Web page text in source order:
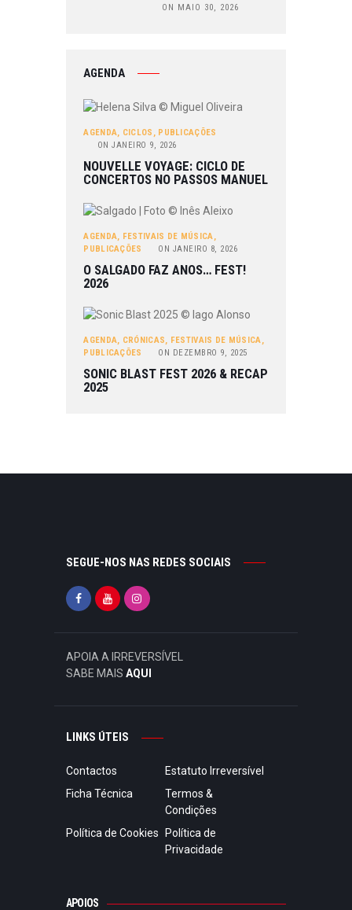
ON MAIO 30, 2026
AGENDA
AGENDA, CICLOS , PUBLICAÇÕES
ON JANEIRO 9, 2026
NOUVELLE VOYAGE: CICLO DE
CONCERTOS NO PASSOS MANUEL
AGENDA, FESTIVAIS DE MÚSICA,
PUBLICAÇÕES
ON JANEIRO 8, 2026
O SALGADO FAZ ANOS… FEST!
2026
AGENDA, CRÓNICAS, FESTIVAIS DE MÚSICA,
PUBLICAÇÕES
ON DEZEMBRO 9, 2025
SONIC BLAST FEST 2026 & RECAP
2025
SEGUE-NOS NAS REDES SOCIAIS
APOIA A IRREVERSÍVEL
SABE MAIS AQUI
LINKS ÚTEIS
Contactos
Estatuto Irreversível
Ficha Técnica
Termos &
Condições
Política de Cookies
Política de
Privacidade
APOIOS